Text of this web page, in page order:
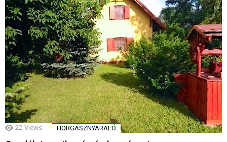
22 Views HORGÁSZNYARALÓ